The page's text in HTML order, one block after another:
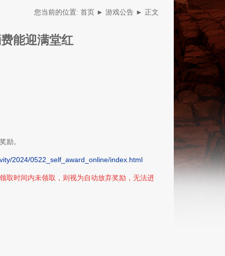
新版本-无
战场
您当前的位置: 首页 ► 游戏公告 ► 正文
能迎满堂红
励。
2024/0522_self_award_online/index.html
取时间内未领取，则视为自动放弃奖励，无法进